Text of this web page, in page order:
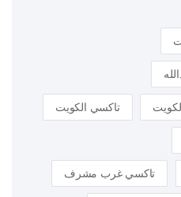
تاكسي الكويت
تاكسي غرب مشرف